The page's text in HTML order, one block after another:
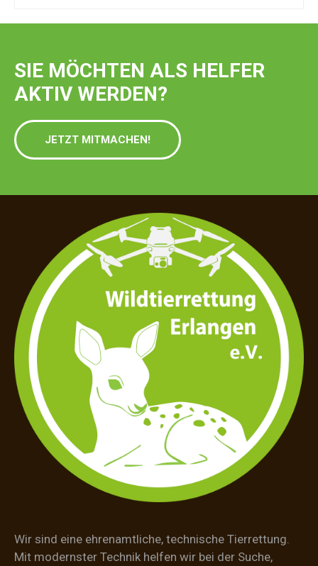
SIE MÖCHTEN ALS HELFER
AKTIV WERDEN?
JETZT MITMACHEN!
Wir sind eine ehrenamtliche, technische Tierrettung.
Mit modernster Technik helfen wir bei der Suche,